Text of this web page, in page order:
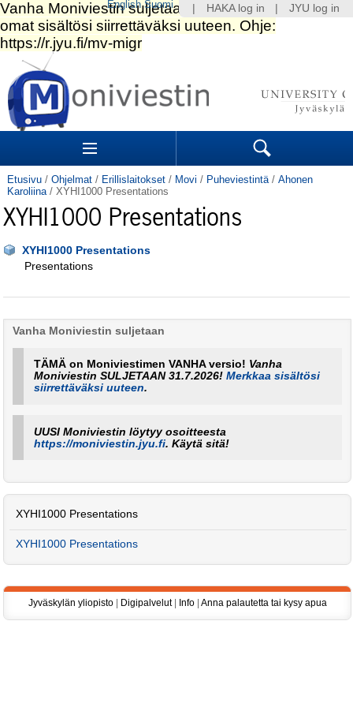
Siirry
sisältöön.
|
Siirry
navigointiin
Sections Search
Etusivu / Ohjelmat / Erillislaitokset / Movi / Puheviestintä / Ahonen
Karoliina / XYHI1000 Presentations
XYHI1000 Presentations
XYHI1000 Presentations
Presentations
Vanha Moniviestin suljetaan
TÄMÄ on Moniviestimen VANHA versio! Vanha
Moniviestin SULJETAAN 31.7.2026!Merkkaa sisältösi
siirrettäväksi uuteen.
UUSI Moniviestin löytyy osoitteesta
https://moniviestin.jyu.fi. Käytä sitä!
XYHI1000 Presentations
XYHI1000 Presentations
HAKA log in JYU log in
English Suomi
Jyväskylän yliopisto| Digipalvelut| Info| Anna palautetta tai kysy apua